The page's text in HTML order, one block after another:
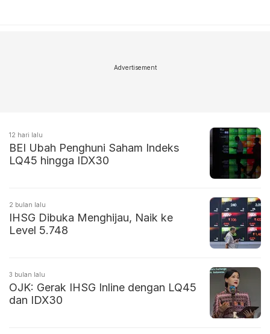
Advertisement
12 hari lalu
BEI Ubah Penghuni Saham Indeks
LQ45 hingga IDX30
2 bulan lalu
IHSG Dibuka Menghijau, Naik ke
Level 5.748
3 bulan lalu
OJK: Gerak IHSG Inline dengan LQ45
dan IDX30